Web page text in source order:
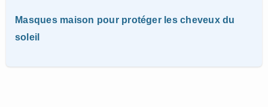
Masques maison pour protéger les cheveux du
soleil